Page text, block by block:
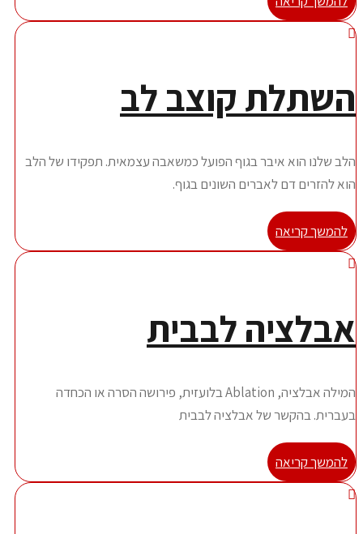
קוצב לב
שלנו הוא איבר בגוף הפועל כמשאבה עצמאית. תפקידו של הלב
להזרים דם לאברים השונים בגוף.
להמשך קריאה
לבבית
המילה אבלציה, Ablation בלועזית, פירושה הסרה או הכחדה
בהקשר של אבלציה לבבית
להמשך קריאה